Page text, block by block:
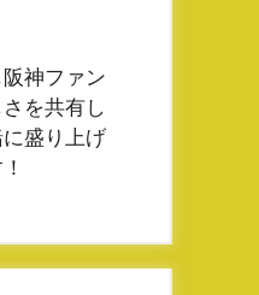
神ファン
を共有し
盛り上げ